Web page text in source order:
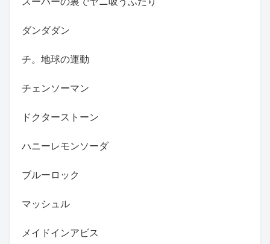
ダンダダン
チ。地球の運動
チェンソーマン
ドクターストーン
ハニーレモンソーダ
ブルーロック
マッシュル
メイドインアビス